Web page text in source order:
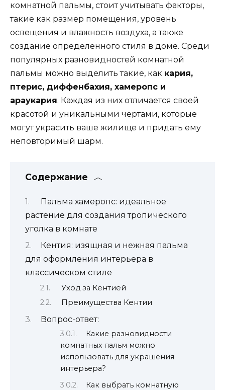
комнатной пальмы, стоит учитывать факторы,
такие как размер помещения, уровень
освещения и влажность воздуха, а также
создание определенного стиля в доме. Среди
популярных разновидностей комнатной
пальмы можно выделить такие, как кария,
птерис, диффенбахия, хамеропс и
араукария. Каждая из них отличается своей
красотой и уникальными чертами, которые
могут украсить ваше жилище и придать ему
неповторимый шарм.
Содержание
Пальма хамеропс: идеальное
растение для создания тропического
уголка в комнате
Кентия: изящная и нежная пальма
для оформления интерьера в
классическом стиле
Уход за Кентией
Преимущества Кентии
Вопрос-ответ:
Какие разновидности
комнатных пальм можно
использовать для украшения
интерьера?
Как выбрать комнатную